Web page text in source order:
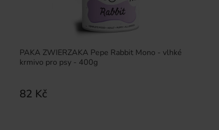
PAKA ZWIERZAKA Pepe Rabbit Mono - vlhké
krmivo pro psy - 400g
82 Kč